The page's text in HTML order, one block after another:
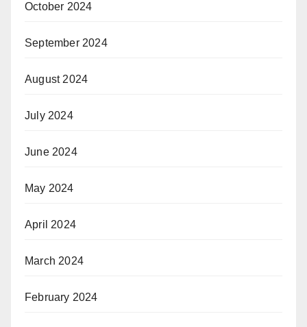
October 2024
September 2024
August 2024
July 2024
June 2024
May 2024
April 2024
March 2024
February 2024